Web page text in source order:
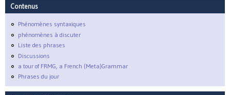
Contenus
Phénomènes syntaxiques
phénomènes à discuter
Liste des phrases
Discussions
a tour of FRMG, a French (Meta)Grammar
Phrases du jour